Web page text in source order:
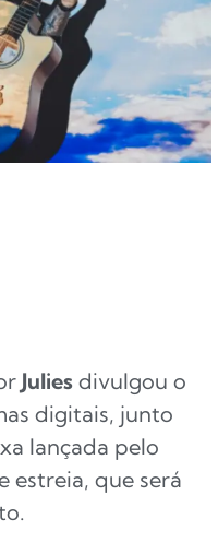
Julies divulgou o
digitais, junto
lançada pelo
estreia, que será